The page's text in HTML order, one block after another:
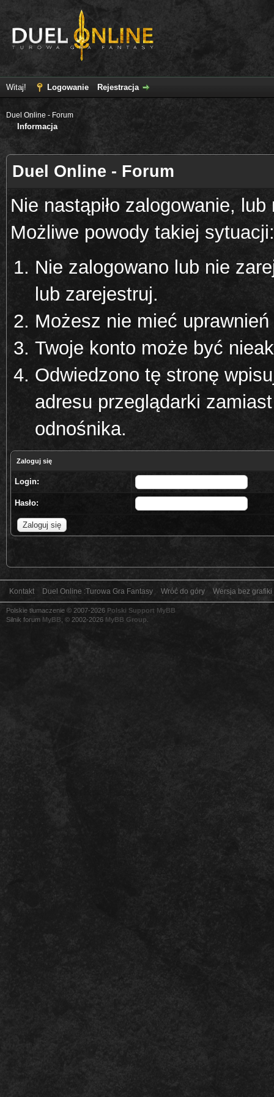
Witaj! Logowanie Rejestracja
Duel Online - Forum
Informacja
Duel Online - Forum
Nie nastąpiło zalogowanie,
Możliwe powody takiej sytuacji:
Nie zalogowano lub nie
lub zarejestruj.
Możesz nie mieć
Twoje konto może być
Odwiedzono tę stronę
adresu przeglądarki
odnośnika.
Zaloguj się
Login:
Hasło:
Kontakt Duel Online :Turowa Gra Fantasy Wróć do góry Wersja bez grafiki
Polskie tłumaczenie © 2007-2026 Polski Support MyBB
Silnik forum MyBB , © 2002-2026 MyBB Group